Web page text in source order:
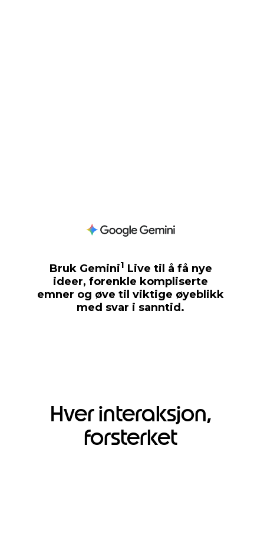
Bruk Gemini1 Live til å få nye
ideer, forenkle kompliserte
emner og øve til viktige øyeblikk
med svar i sanntid.
Hver interaksjon,
forsterket